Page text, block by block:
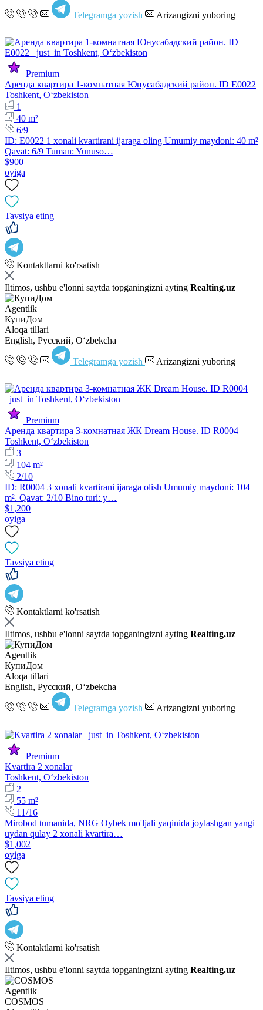
Telegramga yozish Arizangizni yuboring
Premium
Аренда квартира 1-комнатная Юнусабадский район. ID E0022
Toshkent, Oʻzbekiston
1
40 m²
6/9
ID: E0022 1 xonali kvartirani ijaraga oling Umumiy maydoni: 40 m²
Qavat: 6/9 Tuman: Yunuso…
$900
oyiga
Tavsiya eting
Kontaktlarni ko'rsatish
Iltimos, ushbu e'lonni saytda topganingizni ayting Realting.uz
Agentlik
КупиДом
Aloqa tillari
English, Русский, Oʻzbekcha
Telegramga yozish Arizangizni yuboring
Premium
Аренда квартира 3-комнатная ЖК Dream House. ID R0004
Toshkent, Oʻzbekiston
3
104 m²
2/10
ID: R0004 3 xonali kvartirani ijaraga olish Umumiy maydoni: 104
m². Qavat: 2/10 Bino turi: y…
$1,200
oyiga
Tavsiya eting
Kontaktlarni ko'rsatish
Iltimos, ushbu e'lonni saytda topganingizni ayting Realting.uz
Agentlik
КупиДом
Aloqa tillari
English, Русский, Oʻzbekcha
Telegramga yozish Arizangizni yuboring
Premium
Kvartira 2 xonalar
Toshkent, Oʻzbekiston
2
55 m²
11/16
Mirobod tumanida, NRG Oybek mo'ljali yaqinida joylashgan yangi
uydan qulay 2 xonali kvartira…
$1,002
oyiga
Tavsiya eting
Kontaktlarni ko'rsatish
Iltimos, ushbu e'lonni saytda topganingizni ayting Realting.uz
Agentlik
COSMOS